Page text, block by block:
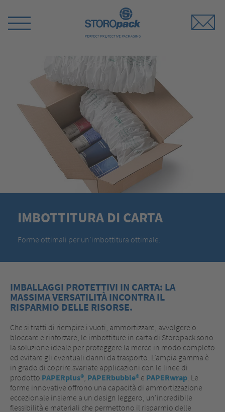
Switch
IMBOTTITURA DI CARTA
Forme ottimali per un’imbottitura ottimale.
IMBALLAGGI PROTETTIVI IN CARTA: LA
MASSIMA VERSATILITÀ INCONTRA IL
RISPARMIO DELLE RISORSE.
Che si tratti di riempire i vuoti, ammortizzare, avvolgere o
bloccare e rinforzare, le imbottiture in carta di Storopack sono
la soluzione ideale per proteggere la merce in modo completo
ed evitare gli eventuali danni da trasporto. L’ampia gamma è
in grado di coprire svariate applicazioni con le linee di
prodotto PAPERplus® PAPERbubble® e PAPERwrap . Le
forme innovative offrono una capacità di ammortizzazione
eccezionale insieme a un design leggero, un'incredibile
flessibilità e materiali che permettono il risparmio delle